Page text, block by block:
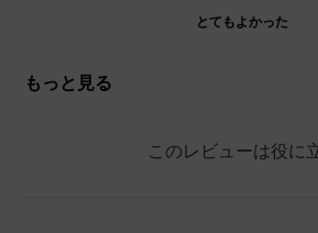
とてもよかった
もっと見る
このレビューは役に